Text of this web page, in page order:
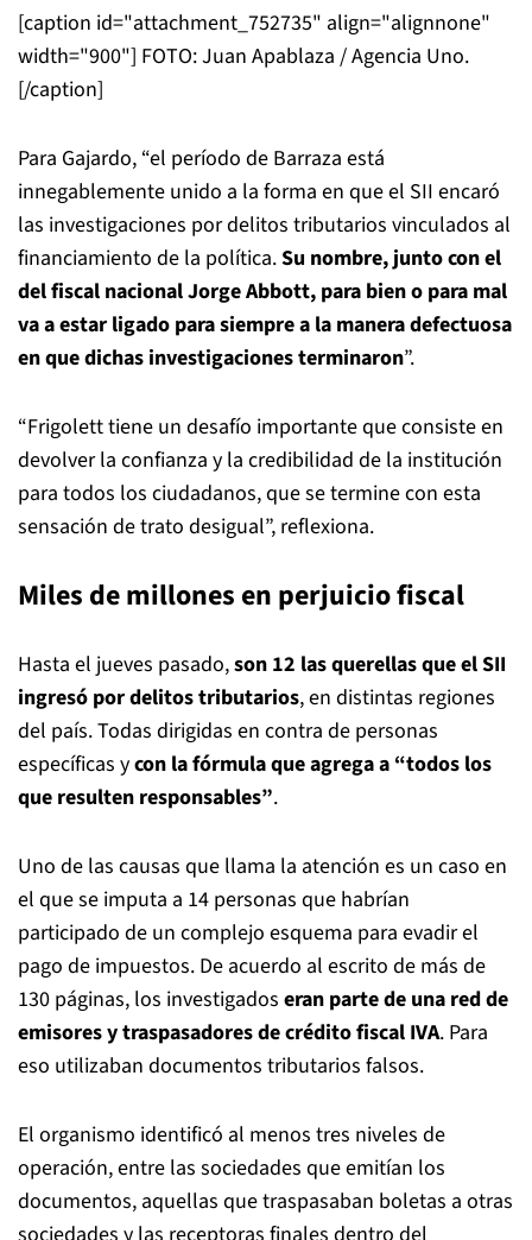
[caption id="attachment_752735" align="alignnone"
width="900"] FOTO: Juan Apablaza / Agencia Uno.
[/caption]
Para Gajardo, “el período de Barraza está
innegablemente unido a la forma en que el SII encaró
las investigaciones por delitos tributarios vinculados al
financiamiento de la política.Su nombre, junto con el
del fiscal nacional Jorge Abbott, para bien o para mal
va a estar ligado para siempre a la manera defectuosa
en que dichas investigaciones terminaron”.
“Frigolett tiene un desafío importante que consiste en
devolver la confianza y la credibilidad de la institución
para todos los ciudadanos, que se termine con esta
sensación de trato desigual”, reflexiona.
Miles de millones en perjuicio fiscal
Hasta el jueves pasado,son 12 las querellas que el SII
ingresó por delitos tributarios, en distintas regiones
del país. Todas dirigidas en contra de personas
específicas ycon la fórmula que agrega a “todos los
que resulten responsables”.
Uno de las causas que llama la atención es un caso en
el que se imputa a 14 personas que habrían
participado de un complejo esquema para evadir el
pago de impuestos. De acuerdo al escrito de más de
130 páginas, los investigados eran parte de una red de
emisores y traspasadores de crédito fiscal IVA. Para
eso utilizaban documentos tributarios falsos.
El organismo identificó al menos tres niveles de
operación, entre las sociedades que emitían los
documentos, aquellas que traspasaban boletas a otras